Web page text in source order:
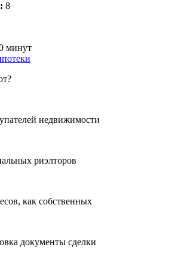
8
минут
недвижимости
риэлторов
как собственных
документы сделки